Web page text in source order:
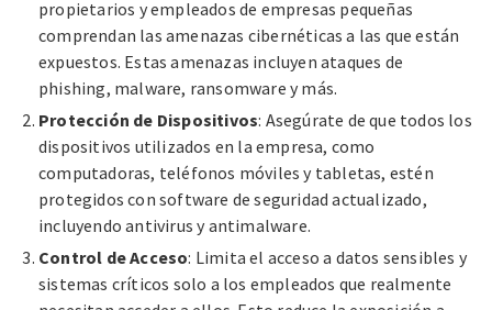
propietarios y empleados de empresas pequeñas
comprendan las amenazas cibernéticas a las que están
expuestos. Estas amenazas incluyen ataques de
phishing, malware, ransomware y más.
Protección de Dispositivos: Asegúrate de que todos los
dispositivos utilizados en la empresa, como
computadoras, teléfonos móviles y tabletas, estén
protegidos con software de seguridad actualizado,
incluyendo antivirus y antimalware.
Control de Acceso: Limita el acceso a datos sensibles y
sistemas críticos solo a los empleados que realmente